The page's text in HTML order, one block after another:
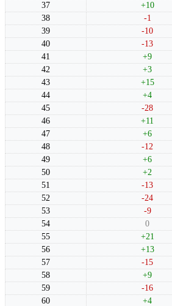
37
+10
38
-1
39
-10
40
-13
41
+9
42
+3
43
+15
44
+4
45
-28
46
+11
47
+6
48
-12
49
+6
50
+2
51
-13
52
-24
53
-9
54
0
55
+21
56
+13
57
-15
58
+9
59
-16
60
+4